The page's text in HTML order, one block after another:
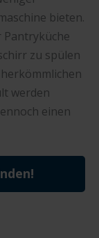
bieten.
Pantryküche
zu spülen
werden
einen